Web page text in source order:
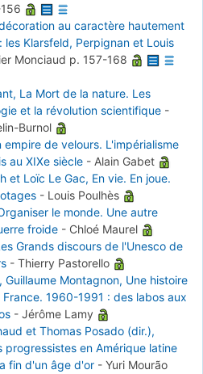
au caractère hautement
les Klarsfeld, Perpignan et Louis
Monciaud p. 157-168
La Mort de la nature. Les
et la révolution scientifique -
Burnol
empire de velours. L'impérialisme
au XIXe siècle - Alain Gabet
et Loïc Le Gac, En vie. En joue.
- Louis Poulhès
le monde. Une autre
froide - Chloé Maurel
Grands discours de l'Unesco de
- Thierry Pastorello
Guillaume Montagnon, Une histoire
1960-1991 : des labos aux
- Jérôme Lamy
et Thomas Posado (dir.),
progressistes en Amérique latine
fin d'un âge d'or - Yuri Mourão